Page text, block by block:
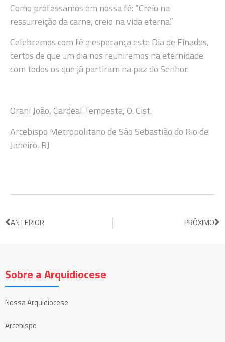
Como professamos em nossa fé: “Creio na
ressurreição da carne, creio na vida eterna.”
Celebremos com fé e esperança este Dia de Finados,
certos de que um dia nos reuniremos na eternidade
com todos os que já partiram na paz do Senhor.
Orani João, Cardeal Tempesta, O. Cist.
Arcebispo Metropolitano de São Sebastião do Rio de
Janeiro, RJ
ANTERIOR PRÓXIMO
Sobre a Arquidiocese
Nossa Arquidiocese
Arcebispo